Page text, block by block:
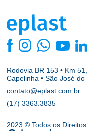
Rodovia BR 153 • Km
Capelinha • São José do
contato@eplast.com.br
(17) 3363.3835
2023 © Todos os